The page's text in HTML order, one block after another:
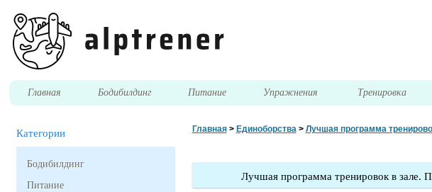
Главная Бодибилдинг Питание Упражнения Тренировка
Категории
Бодибилдинг
Питание
Главная> Единоборства> Лучшая программа
Лучшая программа тренировок в зале.